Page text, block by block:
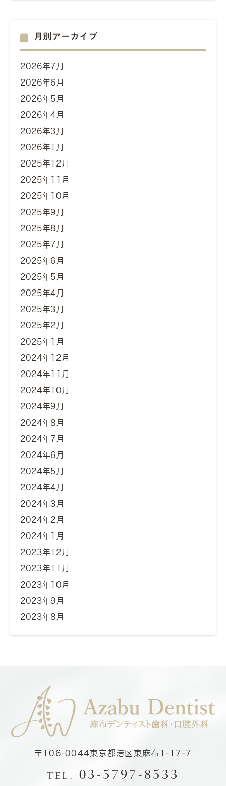
月別アーカイブ
2026年7月
2026年6月
2026年5月
2026年4月
2026年3月
2026年1月
2025年12月
2025年11月
2025年10月
2025年9月
2025年8月
2025年7月
2025年6月
2025年5月
2025年4月
2025年3月
2025年2月
2025年1月
2024年12月
2024年11月
2024年10月
2024年9月
2024年8月
2024年7月
2024年6月
2024年5月
2024年4月
2024年3月
2024年2月
2024年1月
2023年12月
2023年11月
2023年10月
2023年9月
2023年8月
〒106-0044東京都港区東麻布1-17-7
TEL. 03-5797-8533